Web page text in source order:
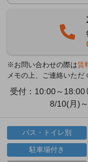
※お問い合わせの際は賃
メモの上、ご連絡いただ
受付：10:00～18:00
8/10(月)
バス・トイレ別
駐車場付き